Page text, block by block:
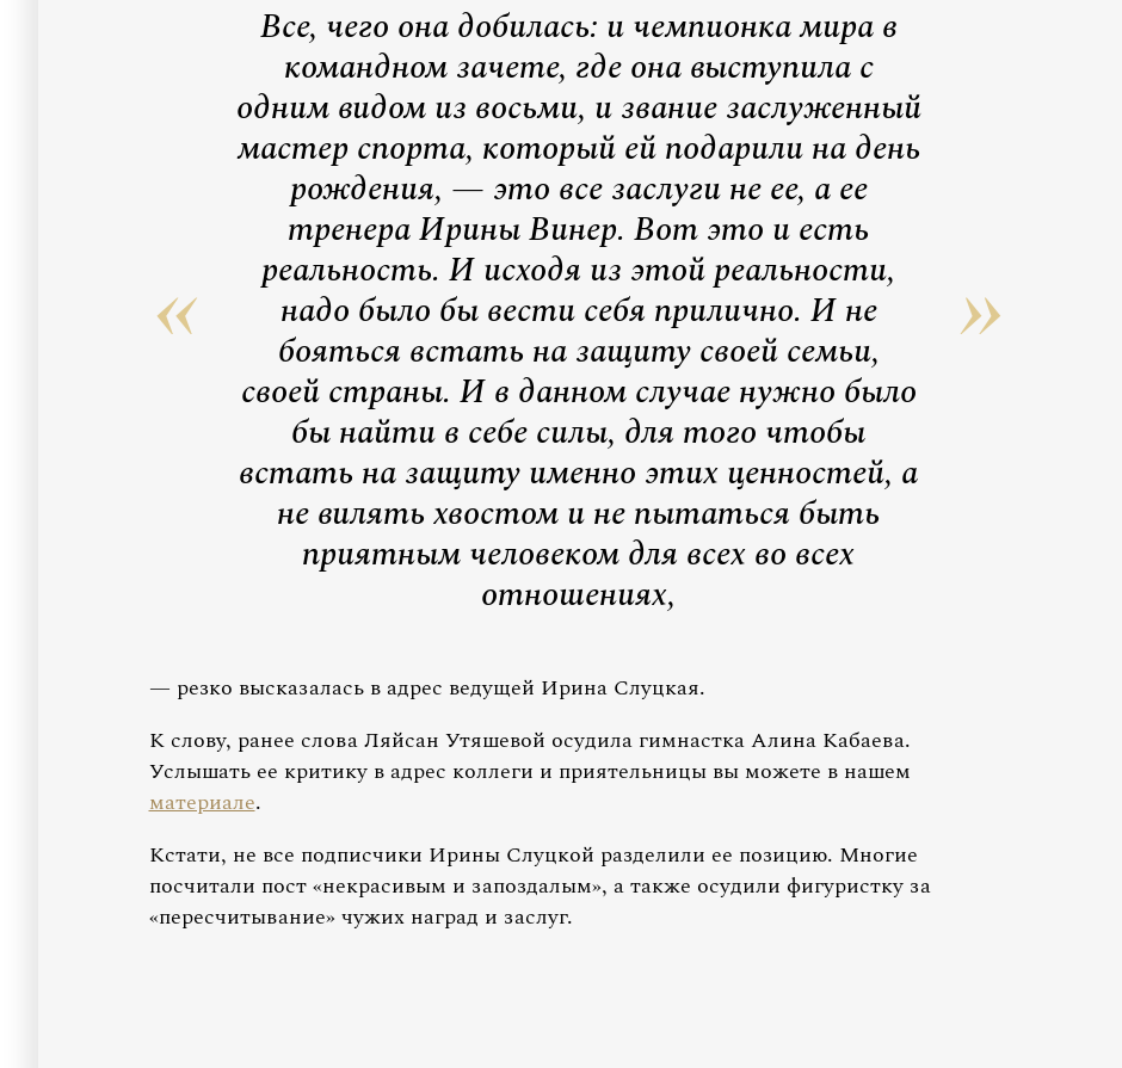
Все, чего она добилась: и чемпионка мира в
командном зачете, где она выступила с
одним видом из восьми, и звание заслуженный
мастер спорта, который ей подарили на день
рождения, — это все заслуги не ее, а ее
тренера Ирины Винер. Вот это и есть
реальность. И исходя из этой реальности,
надо было бы вести себя прилично. И не
бояться встать на защиту своей семьи,
своей страны. И в данном случае нужно было
бы найти в себе силы, для того чтобы
встать на защиту именно этих ценностей, а
не вилять хвостом и не пытаться быть
приятным человеком для всех во всех
отношениях,
— резко высказалась в адрес ведущей Ирина Слуцкая.
К слову, ранее слова Ляйсан Утяшевой осудила гимнастка Алина Кабаева.
Услышать ее критику в адрес коллеги и приятельницы вы можете в нашем
материале.
Кстати, не все подписчики Ирины Слуцкой разделили ее позицию. Многие
посчитали пост «некрасивым и запоздалым», а также осудили фигуристку за
«пересчитывание» чужих наград и заслуг.